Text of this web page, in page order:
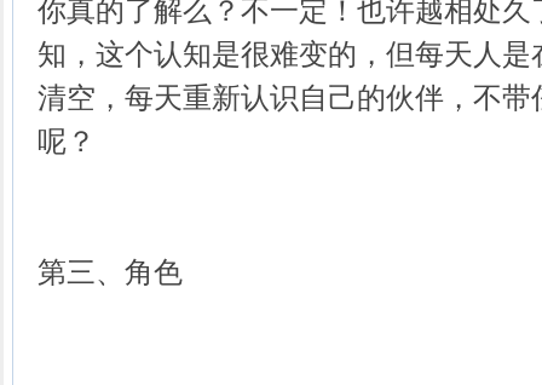
你真的了解么？不一定！也许越相处
知，这个认知是很难变的，但每天人
清空，每天重新认识自己的伙伴，不
呢？
第三、角色